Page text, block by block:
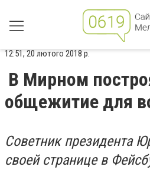
12:51, 20 лютого 2018 р.
В Мирном
общежитие для
Советник президента
своей странице в